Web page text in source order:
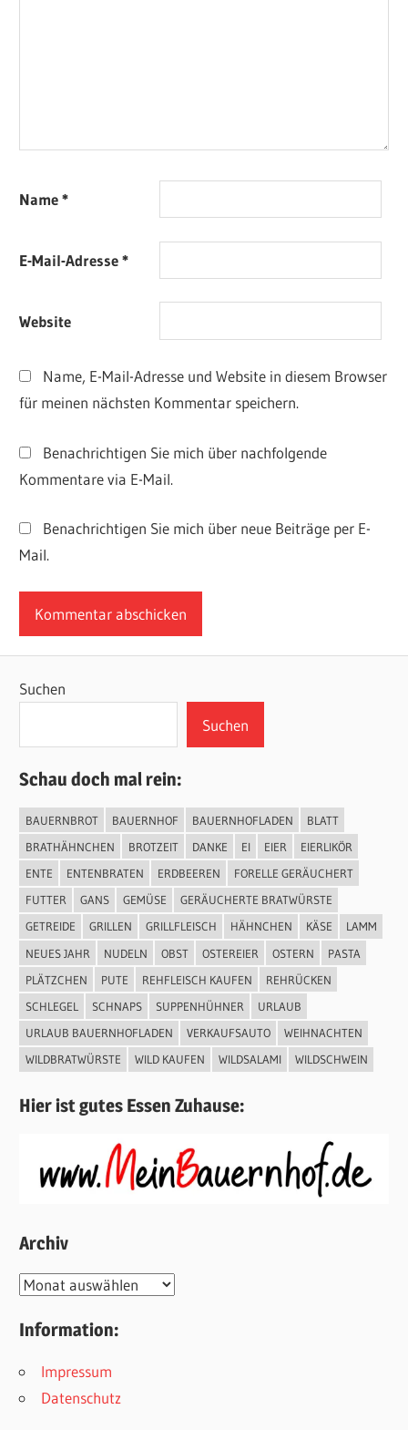
Name*
E-Mail-Adresse*
Website
Name, E-Mail-Adresse und Website in diesem Browser
für meinen nächsten Kommentar speichern.
Benachrichtigen Sie mich über nachfolgende
Kommentare via E-Mail.
Benachrichtigen Sie mich über neue Beiträge per E-
Mail.
Suchen
Suchen
Schau doch mal rein:
BAUERNBROT BAUERNHOF BAUERNHOFLADEN
BLATT
BRATHÄHNCHEN
BROTZEIT DANKE EI EIER
EIERLIKÖR
ENTE
ENTENBRATEN ERDBEEREN
FORELLE GERÄUCHERT
FUTTER
GANS GEMÜSE
GERÄUCHERTE BRATWÜRSTE
GETREIDE
GRILLEN GRILLFLEISCH HÄHNCHEN KÄSE
LAMM
NEUES JAHR
NUDELN OBST OSTEREIER OSTERN
PASTA
PLÄTZCHEN
PUTE REHFLEISCH KAUFEN
REHRÜCKEN
SCHLEGEL
SCHNAPS SUPPENHÜHNER
URLAUB
URLAUB BAUERNHOFLADEN
VERKAUFSAUTO
WEIHNACHTEN
WILDBRATWÜRSTE
WILD KAUFEN WILDSALAMI WILDSCHWEIN
Hier ist gutes Essen Zuhause:
Archiv
Archiv
Information:
Impressum
Datenschutz